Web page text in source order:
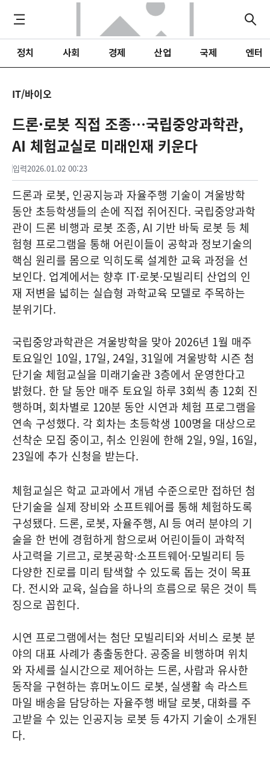
정치 사회 경제 산업 국제 엔터
IT/바이오
드론·로봇 직접 조종…국립중앙과학관,
AI 체험교실로 미래인재 키운다
입력2026.01.02 00:23
드론과 로봇, 인공지능과 자율주행 기술이 겨울방학
동안 초등학생들의 손에 직접 쥐어진다. 국립중앙과학
관이 드론 비행과 로봇 조종, AI 기반 바둑 로봇 등 체
험형 프로그램을 통해 어린이들이 공학과 정보기술의
핵심 원리를 몸으로 익히도록 설계한 교육 과정을 선
보인다. 업계에서는 향후 IT·로봇·모빌리티 산업의 인
재 저변을 넓히는 실습형 과학교육 모델로 주목하는
분위기다.
국립중앙과학관은 겨울방학을 맞아 2026년 1월 매주
토요일인 10일, 17일, 24일, 31일에 겨울방학 시즌 첨
단기술 체험교실을 미래기술관 3층에서 운영한다고
밝혔다. 한 달 동안 매주 토요일 하루 3회씩 총 12회 진
행하며, 회차별로 120분 동안 시연과 체험 프로그램을
연속 구성했다. 각 회차는 초등학생 100명을 대상으로
선착순 모집 중이고, 취소 인원에 한해 2일, 9일, 16일,
23일에 추가 신청을 받는다.
체험교실은 학교 교과에서 개념 수준으로만 접하던 첨
단기술을 실제 장비와 소프트웨어를 통해 체험하도록
구성됐다. 드론, 로봇, 자율주행, AI 등 여러 분야의 기
술을 한 번에 경험하게 함으로써 어린이들이 과학적
사고력을 기르고, 로봇공학·소프트웨어·모빌리티 등
다양한 진로를 미리 탐색할 수 있도록 돕는 것이 목표
다. 전시와 교육, 실습을 하나의 흐름으로 묶은 것이 특
징으로 꼽힌다.
시연 프로그램에서는 첨단 모빌리티와 서비스 로봇 분
야의 대표 사례가 총출동한다. 공중을 비행하며 위치
와 자세를 실시간으로 제어하는 드론, 사람과 유사한
동작을 구현하는 휴머노이드 로봇, 실생활 속 라스트
마일 배송을 담당하는 자율주행 배달 로봇, 대화를 주
고받을 수 있는 인공지능 로봇 등 4가지 기술이 소개된
다.